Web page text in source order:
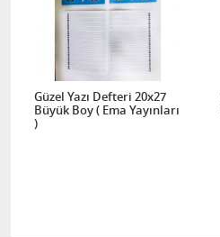
Güzel Yazı Defteri 20x27
Büyük Boy ( Ema Yayınları
)